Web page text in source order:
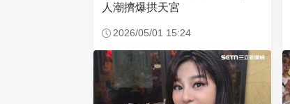
人潮擠爆拱天宮
2026/05/01 15:24